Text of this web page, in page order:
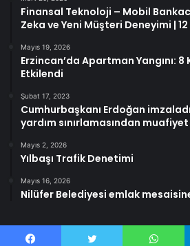
Finansal Teknoloji – Mobil
Zeka ve Yeni Müşteri Deneyimi |
Mayıs 19, 2026
Erzincan’da Apartman Yangını:
Etkilendi
Şubat 17, 2023
Cumhurbaşkanı Erdoğan
yardım sınırlamasından muafiyet
Mayıs 2, 2026
Yılbaşı Trafik Denetimi
Mayıs 16, 2026
Nilüfer Belediyesi emlak